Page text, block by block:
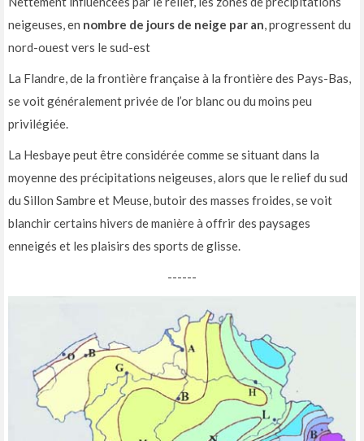
neigeuses, en nombre de jours de neige par an, progressent du
nord-ouest vers le sud-est
La Flandre, de la frontière française à la frontière des Pays-Bas,
se voit généralement privée de l’or blanc ou du moins peu
privilégiée.
La Hesbaye peut être considérée comme se situant dans la
moyenne des précipitations neigeuses, alors que le relief du sud
du Sillon Sambre et Meuse, butoir des masses froides, se voit
blanchir certains hivers de manière à offrir des paysages
enneigés et les plaisirs des sports de glisse.
------